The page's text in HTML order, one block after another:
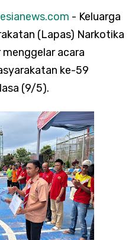
- Keluarga
(Lapas) Narkotika
acara
ke-59
(9/5).